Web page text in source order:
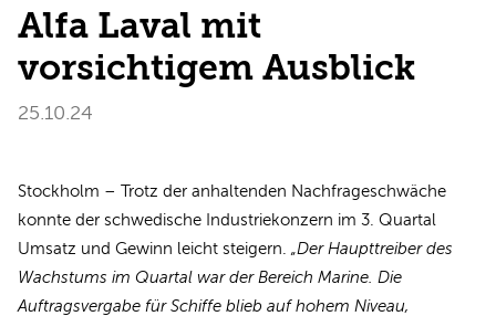
Alfa Laval mit
vorsichtigem Ausblick
25.10.24
Stockholm – Trotz der anhaltenden Nachfrageschwäche
konnte der schwedische Industriekonzern im 3. Quartal
Umsatz und Gewinn leicht steigern. „Der Haupttreiber des
Wachstums im Quartal war der Bereich Marine. Die
Auftragsvergabe für Schiffe blieb auf hohem Niveau,